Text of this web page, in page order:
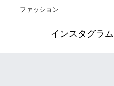
ファッション
インスタグラム